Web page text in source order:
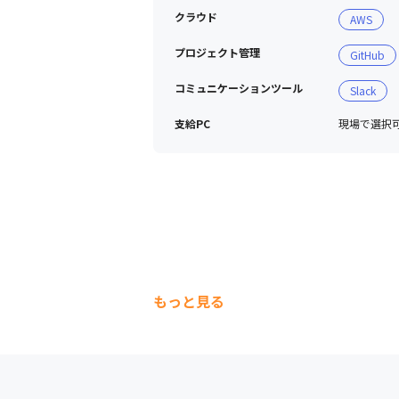
クラウド AWS
プロジェクト管理 GitHub
コミュニケーションツール Slack
支給PC 現場で選択
もっと見る